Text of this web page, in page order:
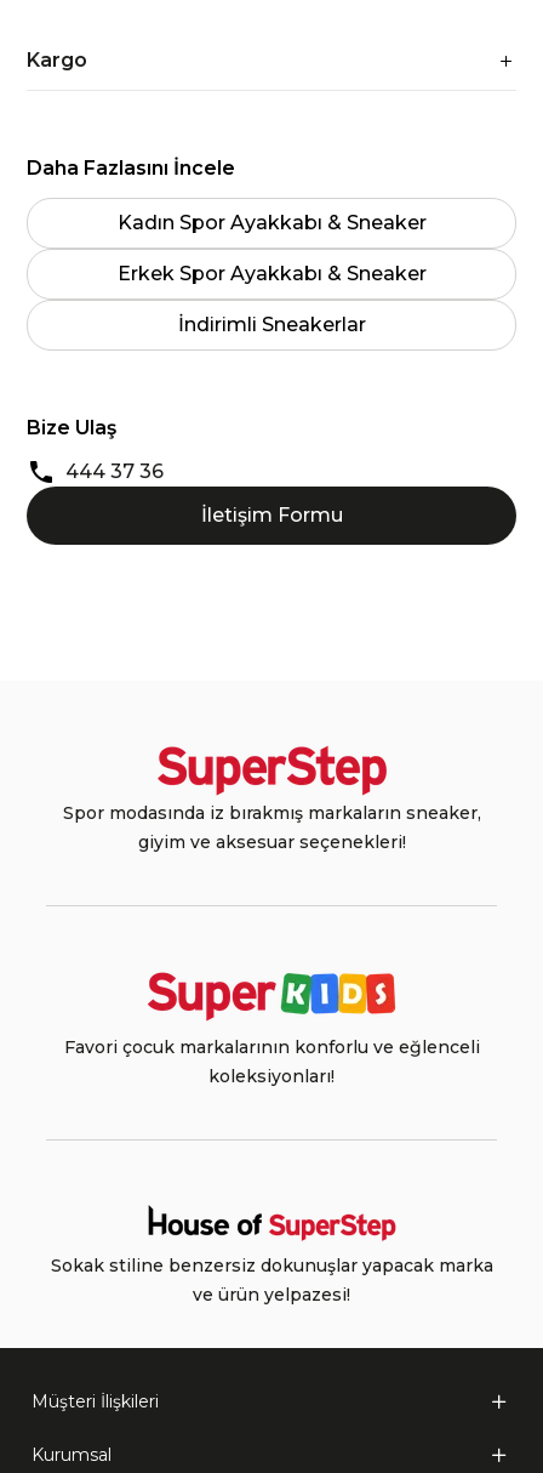
Kargo
Daha Fazlasını İncele
Kadın Spor Ayakkabı & Sneaker
Erkek Spor Ayakkabı & Sneaker
İndirimli Sneakerlar
Bize Ulaş
444 37 36
İletişim Formu
Spor modasında iz bırakmış markaların sneaker,
giyim ve aksesuar seçenekleri!
Favori çocuk markalarının konforlu ve eğlenceli
koleksiyonları!
Sokak stiline benzersiz dokunuşlar yapacak marka
ve ürün yelpazesi!
Müşteri İlişkileri
Kurumsal